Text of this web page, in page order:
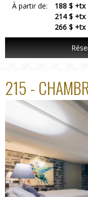
À partir de:
188 $ +tx
214 $ +tx
266 $ +tx
215 -